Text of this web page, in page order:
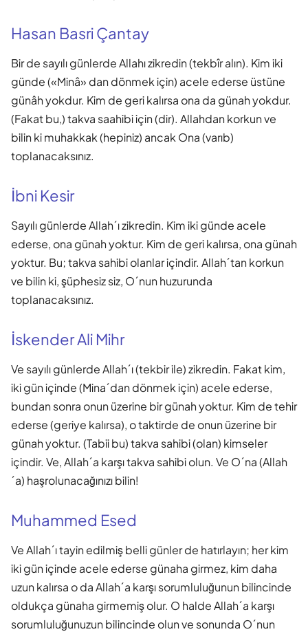
Hasan Basri Çantay
Bir de sayılı günlerde Allahı zikredin (tekbîr alın). Kim iki
günde («Minâ» dan dönmek için) acele ederse üstüne
günâh yokdur. Kim de geri kalırsa ona da günah yokdur.
(Fakat bu,) takva saahibi için (dir). Allahdan korkun ve
bilin ki muhakkak (hepiniz) ancak Ona (varıb)
toplanacaksınız.
İbni Kesir
Sayılı günlerde Allah´ı zikredin. Kim iki günde acele
ederse, ona günah yoktur. Kim de geri kalırsa, ona günah
yoktur. Bu; takva sahibi olanlar içindir. Allah´tan korkun
ve bilin ki, şüphesiz siz, O´nun huzurunda
toplanacaksınız.
İskender Ali Mihr
Ve sayılı günlerde Allah´ı (tekbir ile) zikredin. Fakat kim,
iki gün içinde (Mina´dan dönmek için) acele ederse,
bundan sonra onun üzerine bir günah yoktur. Kim de tehir
ederse (geriye kalırsa), o taktirde de onun üzerine bir
günah yoktur. (Tabii bu) takva sahibi (olan) kimseler
içindir. Ve, Allah´a karşı takva sahibi olun. Ve O´na (Allah
´a) haşrolunacağınızı bilin!
Muhammed Esed
Ve Allah´ı tayin edilmiş belli günler de hatırlayın; her kim
iki gün içinde acele ederse günaha girmez, kim daha
uzun kalırsa o da Allah´a karşı sorumluluğunun bilincinde
oldukça günaha girmemiş olur. O halde Allah´a karşı
sorumluluğunuzun bilincinde olun ve sonunda O´nun